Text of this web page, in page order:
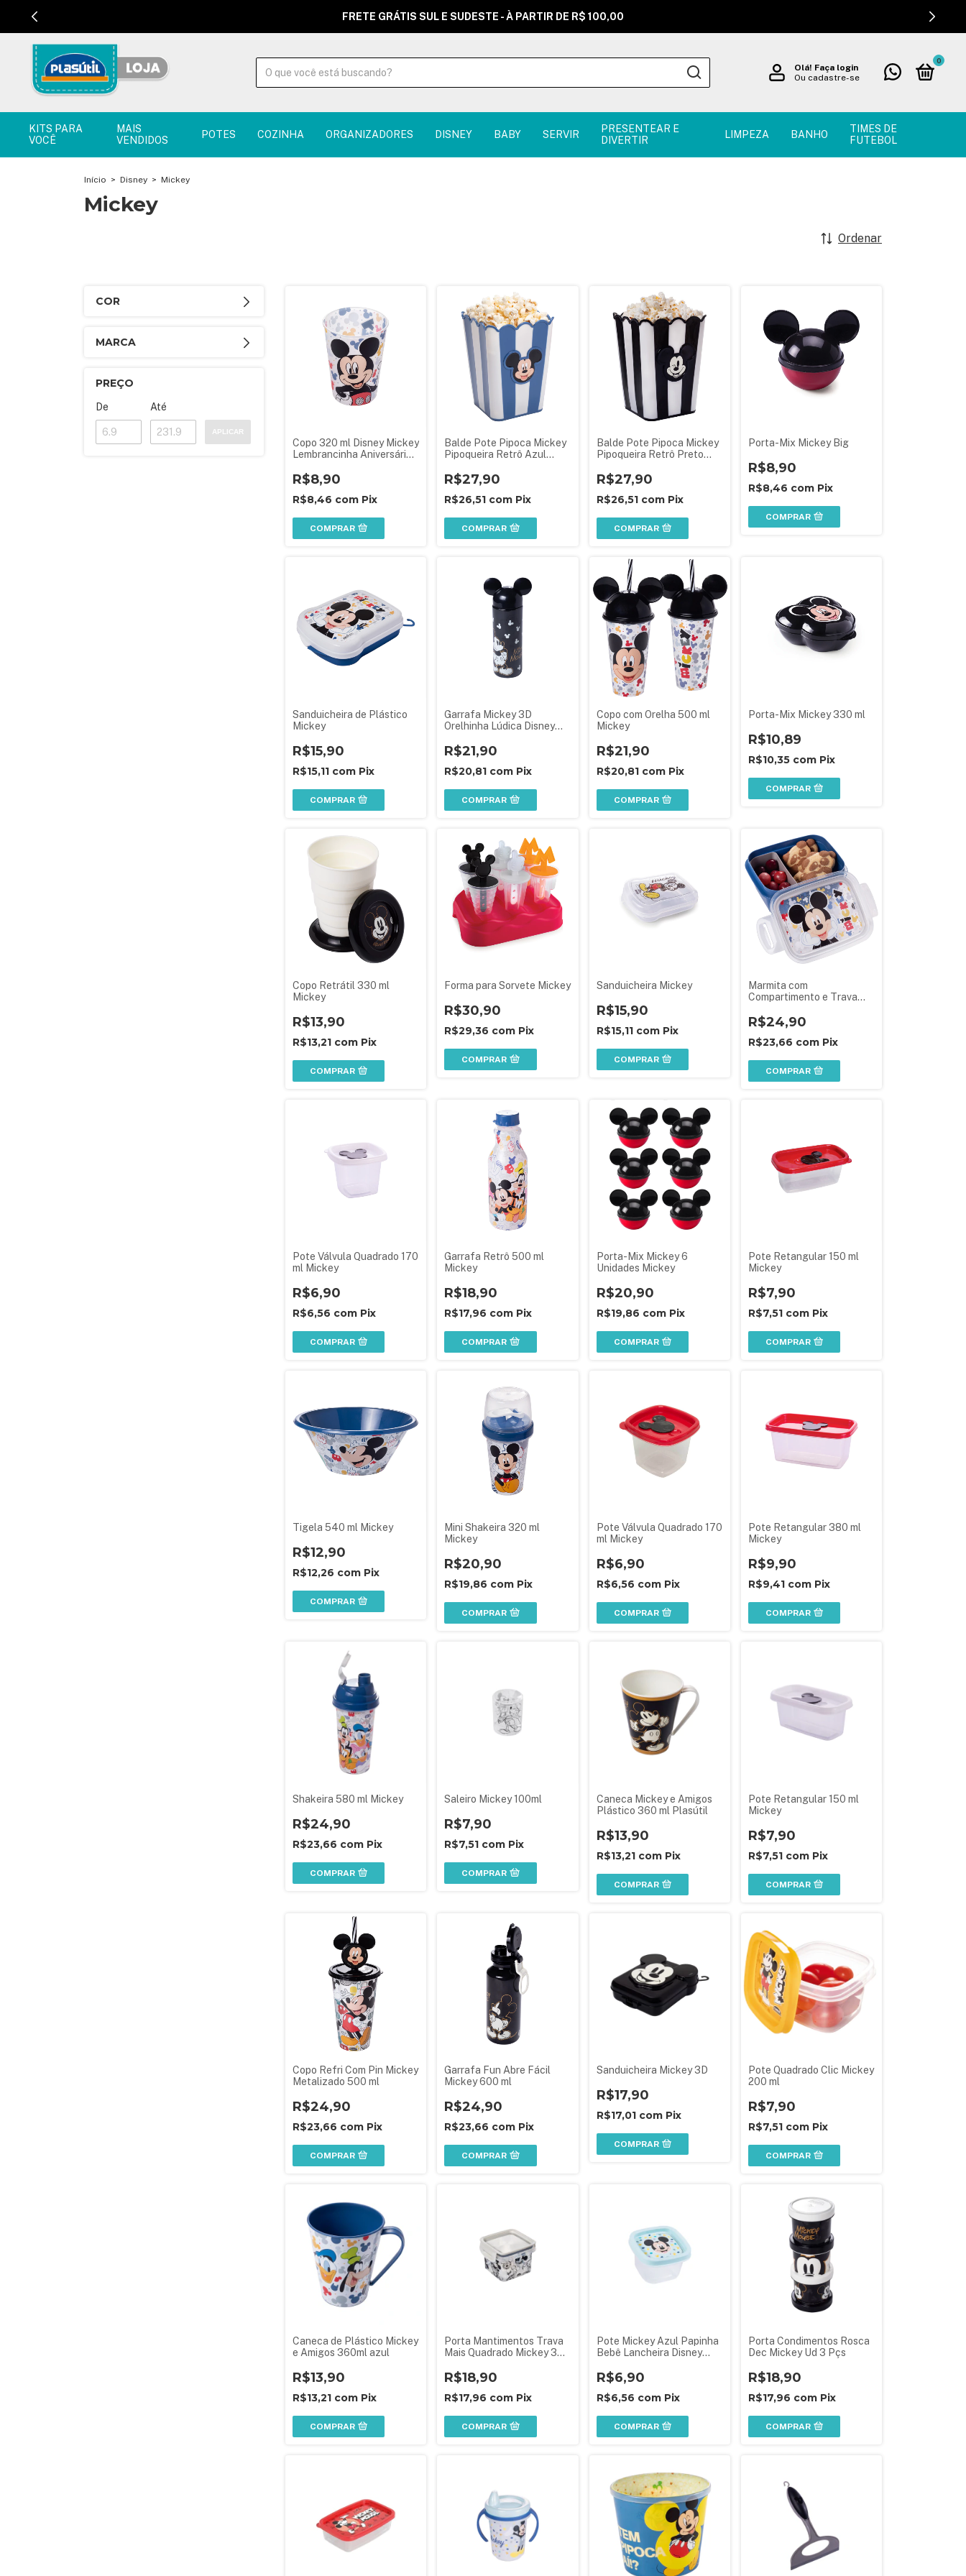
FRETE GRÁTIS SUL E SUDESTE - À PARTIR DE R$ 100,00
Olá! Faça login
Ou cadastre-se
0
KITS PARA
VOCÊ
MAIS
VENDIDOS
POTES COZINHA ORGANIZADORES DISNEY BABY SERVIR
PRESENTEAR E
DIVERTIR
LIMPEZA BANHO
TIMES DE
FUTEBOL
Início > Disney > Mickey
Mickey
Ordenar
COR
MARCA
PREÇO
De Até
APLICAR
Copo 320 ml Disney Mickey
Lembrancinha Aniversário
R$8,90
R$8,46 com Pix
COMPRAR
Balde Pote Pipoca Mickey
Pipoqueira Retrô Azul
R$27,90
R$26,51 com Pix
COMPRAR
Balde Pote Pipoca Mickey
Pipoqueira Retrô Preto
R$27,90
R$26,51 com Pix
COMPRAR
Porta-Mix Mickey Big
R$8,90
R$8,46 com Pix
COMPRAR
Sanduicheira de Plástico
Mickey
R$15,90
R$15,11 com Pix
COMPRAR
Garrafa Mickey 3D
Orelhinha Lúdica Disney
R$21,90
R$20,81 com Pix
COMPRAR
Copo com Orelha 500 ml
Mickey
R$21,90
R$20,81 com Pix
COMPRAR
Porta-Mix Mickey 330 ml
R$10,89
R$10,35 com Pix
COMPRAR
Copo Retrátil 330 ml
Mickey
R$13,90
R$13,21 com Pix
COMPRAR
Forma para Sorvete Mickey
R$30,90
R$29,36 com Pix
COMPRAR
Sanduicheira Mickey
R$15,90
R$15,11 com Pix
COMPRAR
Marmita com
Compartimento e Trava
R$24,90
R$23,66 com Pix
COMPRAR
Pote Válvula Quadrado 170
ml Mickey
R$6,90
R$6,56 com Pix
COMPRAR
Garrafa Retrô 500 ml
Mickey
R$18,90
R$17,96 com Pix
COMPRAR
Porta-Mix Mickey 6
Unidades Mickey
R$20,90
R$19,86 com Pix
COMPRAR
Pote Retangular 150 ml
Mickey
R$7,90
R$7,51 com Pix
COMPRAR
Tigela 540 ml Mickey
R$12,90
R$12,26 com Pix
COMPRAR
Mini Shakeira 320 ml
Mickey
R$20,90
R$19,86 com Pix
COMPRAR
Pote Válvula Quadrado 170
ml Mickey
R$6,90
R$6,56 com Pix
COMPRAR
Pote Retangular 380 ml
Mickey
R$9,90
R$9,41 com Pix
COMPRAR
Shakeira 580 ml Mickey
R$24,90
R$23,66 com Pix
COMPRAR
Saleiro Mickey 100ml
R$7,90
R$7,51 com Pix
COMPRAR
Caneca Mickey e Amigos
Plástico 360 ml Plasútil
R$13,90
R$13,21 com Pix
COMPRAR
Pote Retangular 150 ml
Mickey
R$7,90
R$7,51 com Pix
COMPRAR
Copo Refri Com Pin Mickey
Metalizado 500 ml
R$24,90
R$23,66 com Pix
COMPRAR
Garrafa Fun Abre Fácil
Mickey 600 ml
R$24,90
R$23,66 com Pix
COMPRAR
Sanduicheira Mickey 3D
R$17,90
R$17,01 com Pix
COMPRAR
Pote Quadrado Clic Mickey
200 ml
R$7,90
R$7,51 com Pix
COMPRAR
Caneca de Plástico Mickey
e Amigos 360ml azul
R$13,90
R$13,21 com Pix
COMPRAR
Porta Mantimentos Trava
Mais Quadrado Mickey 380
R$18,90
R$17,96 com Pix
COMPRAR
Pote Mickey Azul Papinha
Bebê Lancheira Disney
R$6,90
R$6,56 com Pix
COMPRAR
Porta Condimentos Rosca
Dec Mickey Ud 3 Pçs
R$18,90
R$17,96 com Pix
COMPRAR